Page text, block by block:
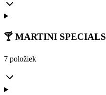
🍸 MARTINI SPECIALS
7 položiek